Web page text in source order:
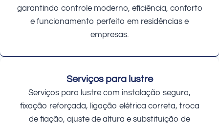
garantindo controle moderno, eficiência, conforto
e funcionamento perfeito em residências e
empresas.
Serviços para lustre
Serviços para lustre com instalação segura,
fixação reforçada, ligação elétrica correta, troca
de fiação, ajuste de altura e substituição de